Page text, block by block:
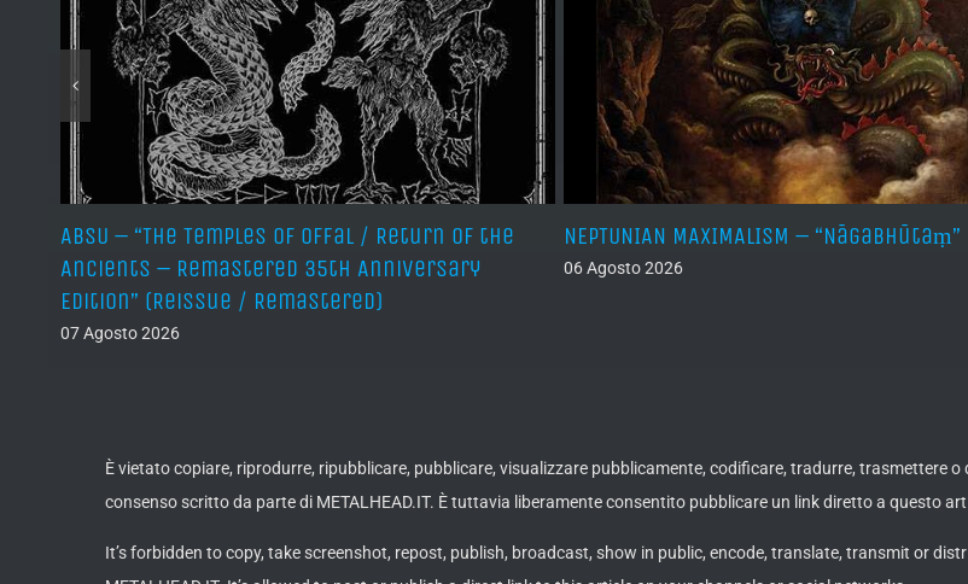
ABSU – “The Temples of Offal / Return of the
Ancients – Remastered 35th Anniversary
Edition” (Reissue / Remastered)
07 Agosto 2026
NEPTUNIAN MAXIMALISM – “Nāgabhūtaṃ”
06 Agosto 2026
È vietato copiare, riprodurre, ripubblicare, pubblicare, visualizzare pubblicamente, codificare, tradurre, trasmettere
consenso scritto da parte di METALHEAD.IT. È tuttavia liberamente consentito pubblicare un link diretto a questo
It’s forbidden to copy, take screenshot, repost, publish, broadcast, show in public, encode, translate, transmit or